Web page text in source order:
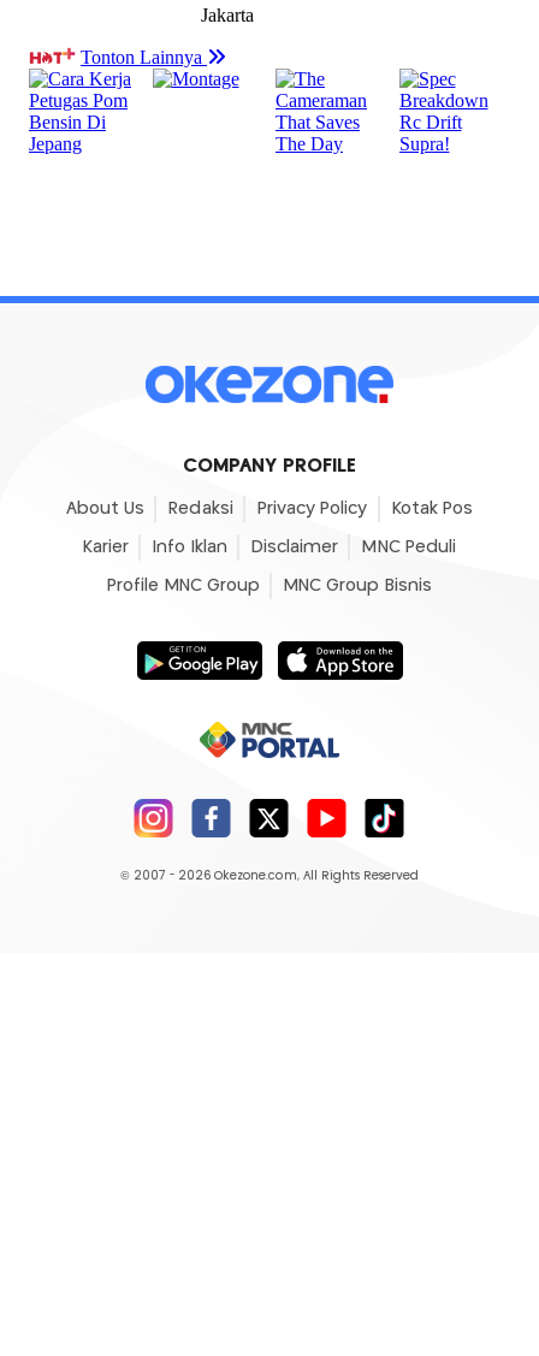
COMPANY PROFILE
About Us Redaksi Privacy Policy Kotak Pos
Karier Info Iklan Disclaimer MNC Peduli
Profile MNC Group MNC Group Bisnis
© 2007 - 2026 Okezone.com, All Rights Reserved